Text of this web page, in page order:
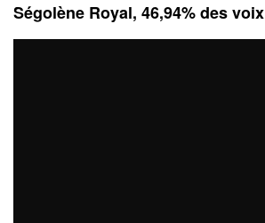
Ségolène Royal, 46,94% des voix